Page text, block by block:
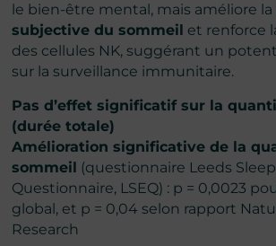
le bien-être mental, mais améliore la
subjective du sommeil et renforce
des cellules NK, suggérant un
sur la surveillance immunitaire.
Pas d’effet significatif sur la
(durée totale)
Amélioration significative de la
sommeil (questionnaire Leeds
Questionnaire, LSEQ) : p = 0,0023
global, et p = 0,04 selon rapport
Research